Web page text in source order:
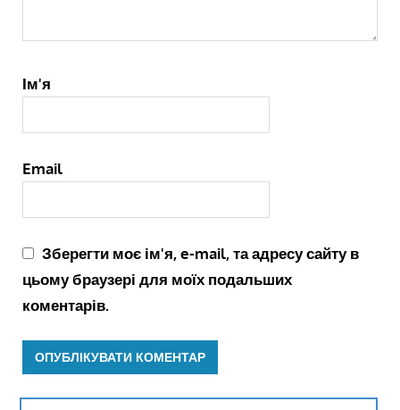
Ім'я
Email
Зберегти моє ім'я, e-mail, та адресу сайту в
цьому браузері для моїх подальших
коментарів.